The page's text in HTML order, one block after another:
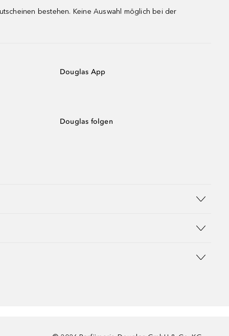
bestehen. Keine Auswahl möglich bei der
Douglas App
Douglas folgen